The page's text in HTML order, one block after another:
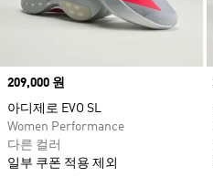
Price
209,000 원
아디제로 EVO SL
Women Performance
다른 컬러
일부 쿠폰 적용 제외